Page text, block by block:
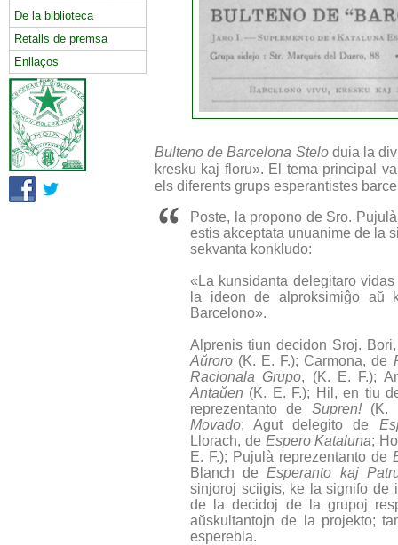
De la biblioteca
Retalls de premsa
Enllaços
Bulteno de Barcelona Steloduia la
kresku kaj floru». El tema principal
els diferents grups esperantistes
Poste, la propono de Sro.
estis akceptata unuanime de la
sekvanta konkludo:
«La kunsidanta delegitaro
la ideon de alproksimiĝo aŭ
Barcelono».
Alprenis tiun decidon Sroj.
Aŭroro (K. E. F.); Carmona, de
Racionala Grupo, (K. E. F.);
Antaŭen (K. E. F.); Hil, en tiu
reprezentanto de Supren!(K.
Movado; Agut delegito de
Llorach, de Espero Kataluna;
E. F.); Pujulà reprezentanto de
Blanch deEsperanto kaj
sinjoroj sciigis, ke la signifo de
de la decidoj de la grupoj
aŭskultantojn de la projekto;
esperebla.